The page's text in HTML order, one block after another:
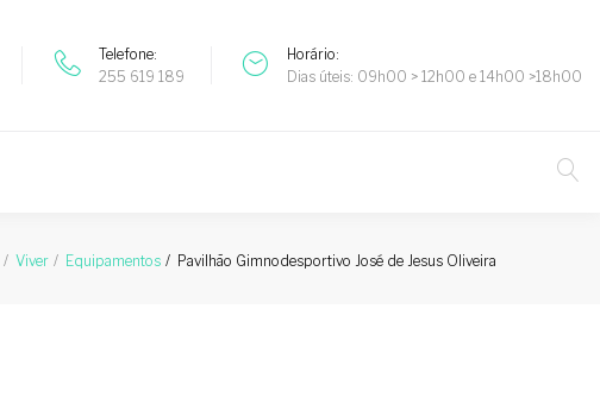
Telefone
255 619 189
Horário
Dias úteis: 09h00 > 12h00 e 14h00 >18h00
Viver Equipamentos Pavilhão Gimnodesportivo José de Jesus Oliveira